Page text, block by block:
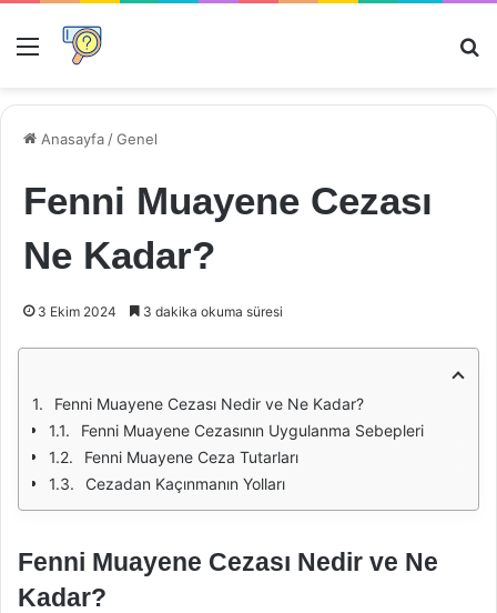
Menü
Anasayfa /Genel
Fenni Muayene Cezası
Ne Kadar?
3 Ekim 2024 3 dakika okuma süresi
Fenni Muayene Cezası Nedir ve Ne Kadar?
Fenni Muayene Cezasının Uygulanma Sebepleri
Fenni Muayene Ceza Tutarları
Cezadan Kaçınmanın Yolları
Fenni Muayene Cezası Nedir ve Ne
Kadar?